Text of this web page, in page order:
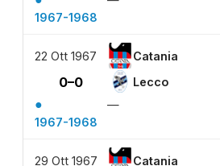
1967-1968
22 Ott 1967 Catania
0–0 Lecco
●
—
1967-1968
29 Ott 1967 Catania